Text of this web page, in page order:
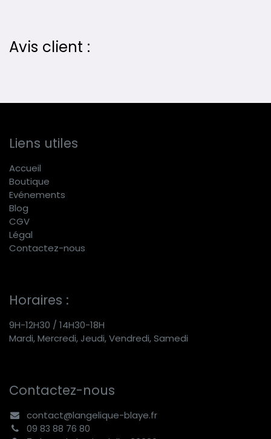
Avis client :
Liens utiles
Accueil
Boutique
Evénements
Blog
CGV
Légal
Contactez-nous
Horaires :
9H-12H30 / 14H30-18H
Mardi, Mercredi, Jeudi, Vendredi, Samedi
Contactez-nous
contact@langelique-blaye.fr
09 83 88 76 80